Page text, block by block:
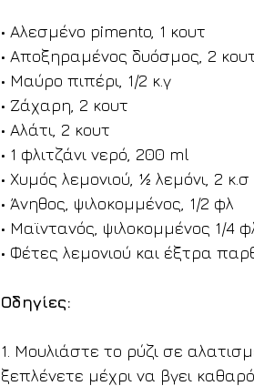
• Αλεσμένο pimento, 1 κουτ
• Αποξηραμένος δυόσμος, 2
• Μαύρο πιπέρι, 1/2 κ.γ
• Ζάχαρη, 2 κουτ
• Αλάτι, 2 κουτ
• 1 φλιτζάνι νερό, 200 ml
• Χυμός λεμονιού, ½ λεμόνι, 2 κ.σ
• Άνηθος, ψιλοκομμένος, 1/2 φλ
• Μαϊντανός, ψιλοκομμένος 1/4
• Φέτες λεμονιού και έξτρα
Οδηγίες:
1. Μουλιάστε το ρύζι σε
ξεπλένετε μέχρι να βγει